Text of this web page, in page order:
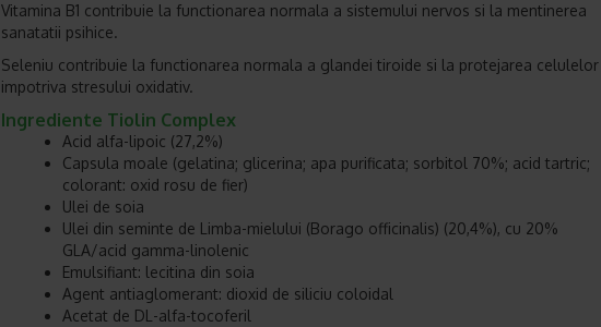
Vitamina B1 contribuie la functionarea normala a sistemului nervos si la mentinerea
sanatatii psihice.
Seleniu contribuie la functionarea normala a glandei tiroide si la protejarea celulelor
impotriva stresului oxidativ.
Ingrediente Tiolin Complex
Acid alfa-lipoic (27,2%)
Capsula moale (gelatina; glicerina; apa purificata; sorbitol 70%; acid tartric;
colorant: oxid rosu de fier)
Ulei de soia
Ulei din seminte de Limba-mielului (Borago officinalis) (20,4%), cu 20%
GLA/acid gamma-linolenic
Emulsifiant: lecitina din soia
Agent antiaglomerant: dioxid de siliciu coloidal
Acetat de DL-alfa-tocoferil